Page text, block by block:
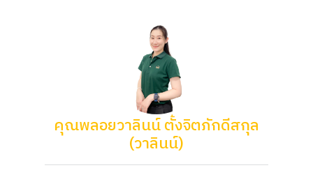
คุณพลอยวาลินน์​ ตั้งจิตภักดีสกุล
(วาลินน์)